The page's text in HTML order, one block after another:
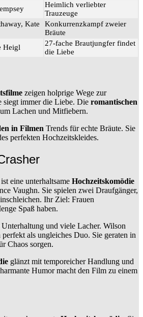
Heimlich verliebter
Trauzeuge
Kate
Konkurrenzkampf zweier
Bräute
Heigl
27-fache Brautjungfer findet
die Liebe
zeigen holprige Wege zur
siegt immer die Liebe. Die romantischen
Lachen und Mitfiebern.
in Filmen Trends für echte Bräute. Sie
perfekten Hochzeitskleides.
eine unterhaltsame Hochzeitskomödie
Vaughn. Sie spielen zwei Draufgänger,
Ihr Ziel: Frauen
Spaß haben.
Unterhaltung und viele Lacher. Wilson
als ungleiches Duo. Sie geraten in
Chaos sorgen.
glänzt mit temporeicher Handlung und
Humor macht den Film zu einem